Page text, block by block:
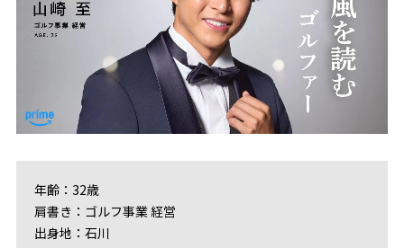
年齢：32歳
肩書き：ゴルフ事業 経営
出身地：石川